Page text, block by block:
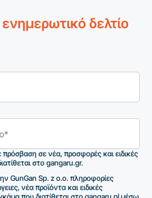
ενημερωτικό δελτίο
σε νέα, προσφορές και ειδικές
στο gangaru.gr.
GunGan Sp. z o.o. πληροφορίες
νέα προϊόντα και ειδικές